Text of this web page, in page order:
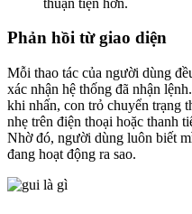
Phản hồi từ giao diện
Mỗi thao tác của người dùng
xác nhận hệ thống đã nhận
khi nhấn, con trỏ chuyển trạng
nhẹ trên điện thoại hoặc thanh
Nhờ đó, người dùng luôn biết
đang hoạt động ra sao.